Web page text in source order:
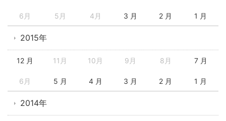
6月 5月 4月 3 月 2 月 1 月
2015年
12 月 11月 10月 9月 8月 7 月
6月 5 月 4 月 3 月 2 月 1 月
2014年